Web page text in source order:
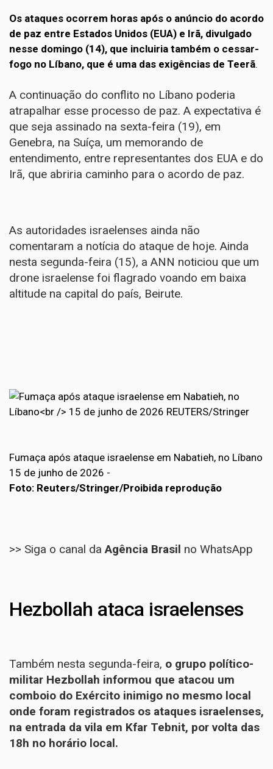
Os ataques ocorrem horas após o anúncio do acordo
de paz entre Estados Unidos (EUA) e Irã, divulgado
nesse domingo (14), que incluiria também o cessar-
fogo no Líbano, que é uma das exigências de Teerã.
A continuação do conflito no Líbano poderia
atrapalhar esse processo de paz. A expectativa é
que seja assinado na sexta-feira (19), em
Genebra, na Suíça, um memorando de
entendimento, entre representantes dos EUA e do
Irã, que abriria caminho para o acordo de paz.
As autoridades israelenses ainda não
comentaram a notícia do ataque de hoje. Ainda
nesta segunda-feira (15), a ANN noticiou que um
drone israelense foi flagrado voando em baixa
altitude na capital do país, Beirute.
Fumaça após ataque israelense em Nabatieh, no Líbano
15 de junho de 2026 -
Foto: Reuters/Stringer/Proibida reprodução
>> Siga o canal daAgência Brasil no WhatsApp
Hezbollah ataca israelenses
Também nesta segunda-feira, o grupo político-
militar Hezbollah informou que atacou um
comboio do Exército inimigo no mesmo local
onde foram registrados os ataques israelenses,
na entrada da vila em Kfar Tebnit, por volta das
18h no horário local.